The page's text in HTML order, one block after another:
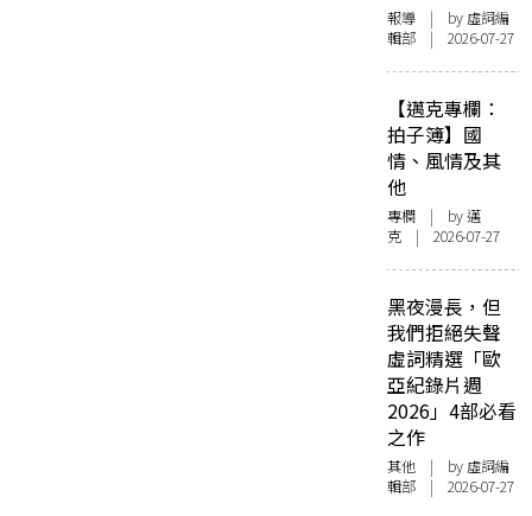
報導 | by 虛詞編
輯部 | 2026-07-27
【邁克專欄：
拍子簿】國
情、風情及其
他
專欄 | by邁
克 | 2026-07-27
黑夜漫長，但
我們拒絕失聲
虛詞精選「歐
亞紀錄片週
2026」4部必看
之作
其他 | by 虛詞編
輯部 | 2026-07-27